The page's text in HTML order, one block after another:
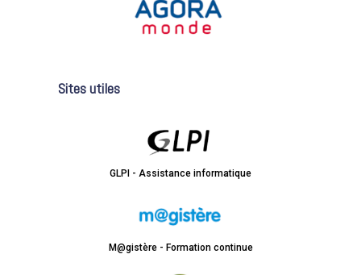
Sites utiles
GLPI - Assistance informatique
M@gistère - Formation continue